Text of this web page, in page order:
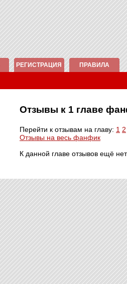
РЕГИСТРАЦИЯ ПРАВИЛА
Отзывы к 1 главе
Перейти к отзывам на главу: 1 2
Отзывы на весь фанфик
К данной главе отзывов ещё нет